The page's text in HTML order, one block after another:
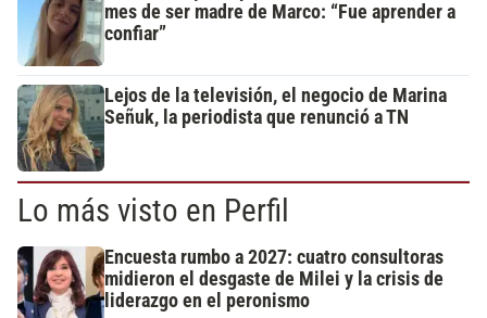
mes de ser madre de Marco: “Fue aprender a
confiar”
Lejos de la televisión, el negocio de Marina
Señuk, la periodista que renunció a TN
Lo más visto en Perfil
Encuesta rumbo a 2027: cuatro consultoras
midieron el desgaste de Milei y la crisis de
liderazgo en el peronismo